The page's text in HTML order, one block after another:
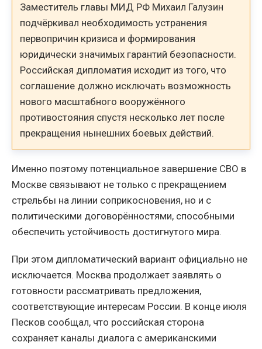
Заместитель главы МИД РФ Михаил Галузин
подчёркивал необходимость устранения
первопричин кризиса и формирования
юридически значимых гарантий безопасности.
Российская дипломатия исходит из того, что
соглашение должно исключать возможность
нового масштабного вооружённого
противостояния спустя несколько лет после
прекращения нынешних боевых действий.
Именно поэтому потенциальное завершение СВО в
Москве связывают не только с прекращением
стрельбы на линии соприкосновения, но и с
политическими договорённостями, способными
обеспечить устойчивость достигнутого мира.
При этом дипломатический вариант официально не
исключается. Москва продолжает заявлять о
готовности рассматривать предложения,
соответствующие интересам России. В конце июля
Песков сообщал, что российская сторона
сохраняет каналы диалога с американскими